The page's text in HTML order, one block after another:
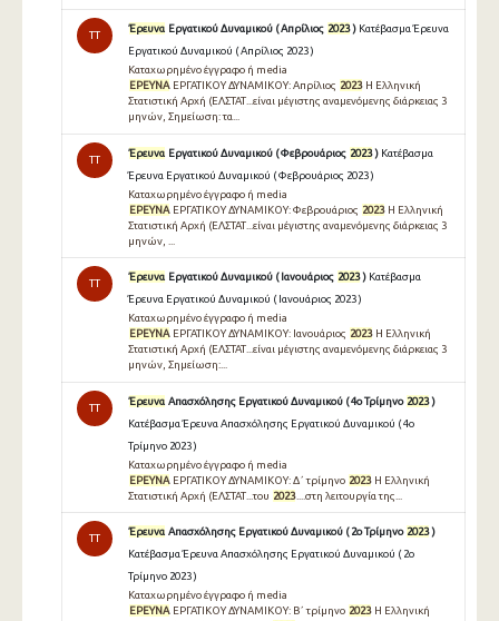
TT
Έρευνα Εργατικού Δυναμικού ( Απρίλιος 2023) Κατέβασμα Έρευνα
Εργατικού Δυναμικού ( Απρίλιος 2023 )
Καταχωρημένο έγγραφο ή media
ΕΡΕΥΝΑΕΡΓΑΤΙΚΟΥ ΔΥΝΑΜΙΚΟΥ: Απρίλιος 2023Η Ελληνική
Στατιστική Αρχή (ΕΛΣΤΑΤ...είναι μέγιστης αναμενόμενης διάρκειας 3
μηνών, Σημείωση: τα...
TT
Έρευνα Εργατικού Δυναμικού ( Φεβρουάριος 2023) Κατέβασμα
Έρευνα Εργατικού Δυναμικού ( Φεβρουάριος 2023 )
Καταχωρημένο έγγραφο ή media
ΕΡΕΥΝΑΕΡΓΑΤΙΚΟΥ ΔΥΝΑΜΙΚΟΥ: Φεβρουάριος 2023Η Ελληνική
Στατιστική Αρχή (ΕΛΣΤΑΤ...είναι μέγιστης αναμενόμενης διάρκειας 3
μηνών, ...
TT
Έρευνα Εργατικού Δυναμικού ( Ιανουάριος 2023) Κατέβασμα
Έρευνα Εργατικού Δυναμικού ( Ιανουάριος 2023 )
Καταχωρημένο έγγραφο ή media
ΕΡΕΥΝΑΕΡΓΑΤΙΚΟΥ ΔΥΝΑΜΙΚΟΥ: Ιανουάριος 2023Η Ελληνική
Στατιστική Αρχή (ΕΛΣΤΑΤ...είναι μέγιστης αναμενόμενης διάρκειας 3
μηνών, Σημείωση:...
TT
Έρευνα Απασχόλησης Εργατικού Δυναμικού ( 4ο Τρίμηνο 2023)
Κατέβασμα Έρευνα Απασχόλησης Εργατικού Δυναμικού ( 4ο
Τρίμηνο 2023 )
Καταχωρημένο έγγραφο ή media
ΕΡΕΥΝΑΕΡΓΑΤΙΚΟΥ ΔΥΝΑΜΙΚΟΥ: Δ΄ τρίμηνο 2023Η Ελληνική
Στατιστική Αρχή (ΕΛΣΤΑΤ...του 2023....στη λειτουργία της...
TT
Έρευνα Απασχόλησης Εργατικού Δυναμικού ( 2ο Τρίμηνο 2023)
Κατέβασμα Έρευνα Απασχόλησης Εργατικού Δυναμικού ( 2ο
Τρίμηνο 2023 )
Καταχωρημένο έγγραφο ή media
ΕΡΕΥΝΑΕΡΓΑΤΙΚΟΥ ΔΥΝΑΜΙΚΟΥ: Β΄ τρίμηνο 2023Η Ελληνική